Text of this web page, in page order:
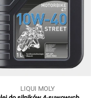
LIQUI MOLY